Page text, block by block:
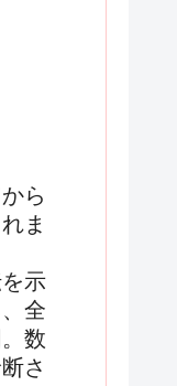
ら
ま
示
全
数
さ